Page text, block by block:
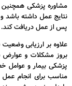
مشاوره پزشکی همچنین
نتایج عمل داشته باشد
پس از عمل دریافت کند.
علاوه بر ارزیابی
بروز مشکلات و عوارض
پزشکی بیمار و عوامل
مناسب برای انجام عمل